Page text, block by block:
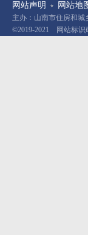
网站声明 网站地
主办：山南市住房和
©2019-2021 网站标识